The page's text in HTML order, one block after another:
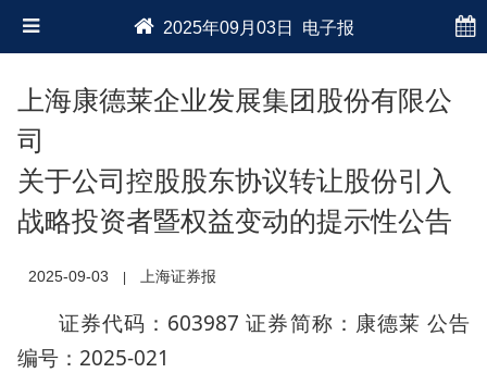
2025年09月03日 电子报
上海康德莱企业发展集团股份有限公
司
关于公司控股股东协议转让股份引入
战略投资者暨权益变动的提示性公告
2025-09-03 上海证券报
证券代码：603987 证券简称：康德莱 公告
编号：2025-021